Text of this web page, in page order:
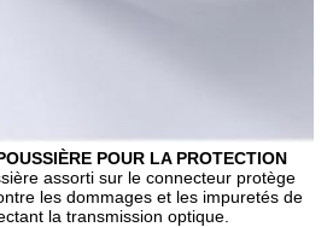
POUR LA PROTECTION
assorti sur le connecteur protège
les dommages et les impuretés de
la transmission optique.